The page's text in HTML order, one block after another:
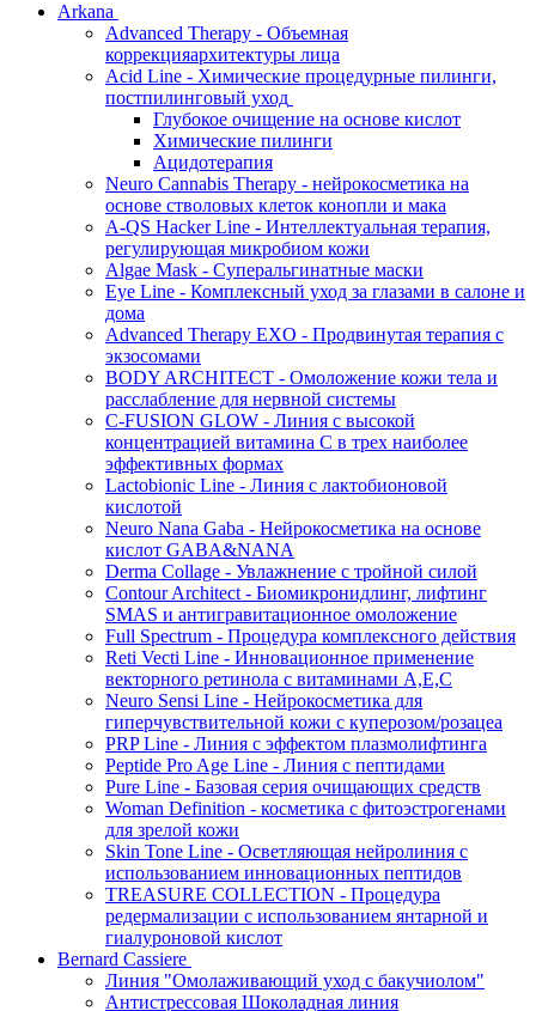
Arkana
Advanced Therapy - Объемная
коррекцияархитектуры лица
Acid Line - Химические процедурные пилинги,
постпилинговый уход
Глубокое очищение на основе кислот
Химические пилинги
Ацидотерапия
Neuro Cannabis Therapy - нейрокосметика на
основе стволовых клеток конопли и мака
A-QS Hacker Line - Интеллектуальная терапия,
регулирующая микробиом кожи
Algae Mask - Суперальгинатные маски
Eye Line - Комплексный уход за глазами в салоне и
дома
Advanced Therapy EXO - Продвинутая терапия с
экзосомами
BODY ARCHITECT - Омоложение кожи тела и
расслабление для нервной системы
C-FUSION GLOW - Линия с высокой
концентрацией витамина C в трех наиболее
эффективных формах
Lactobionic Line - Линия с лактобионовой
кислотой
Neuro Nana Gaba - Нейрокосметика на основе
кислот GABA&NANA
Derma Collage - Увлажнение с тройной силой
Contour Architect - Биомикронидлинг, лифтинг
SMAS и антигравитационное омоложение
Full Spectrum - Процедура комплексного действия
Reti Vecti Line - Инновационное применение
векторного ретинола с витаминами A,Е,С
Neuro Sensi Line - Нейрокосметика для
гиперчувствительной кожи с куперозом/розацеа
PRP Line - Линия с эффектом плазмолифтинга
Peptide Pro Age Line - Линия с пептидами
Pure Line - Базовая серия очищающих средств
Woman Definition - косметика с фитоэстрогенами
для зрелой кожи
Skin Tone Line - Осветляющая нейролиния с
использованием инновационных пептидов
TREASURE COLLECTION - Процедура
редермализации с использованием янтарной и
гиалуроновой кислот
Bernard Cassiere
Линия "Омолаживающий уход с бакучиолом"
Антистрессовая Шоколадная линия